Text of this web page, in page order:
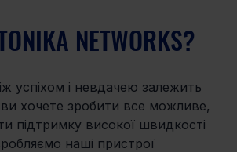
NETWORKS?
успіхом і невдачею залежить
ви хочете зробити все можливе,
підтримку високої швидкості
наші пристрої